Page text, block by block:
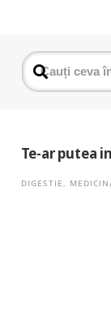
Te-ar putea
DIGESTIE,